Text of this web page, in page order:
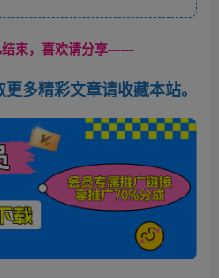
束，喜欢请分享------
多精彩文章请收藏本站。